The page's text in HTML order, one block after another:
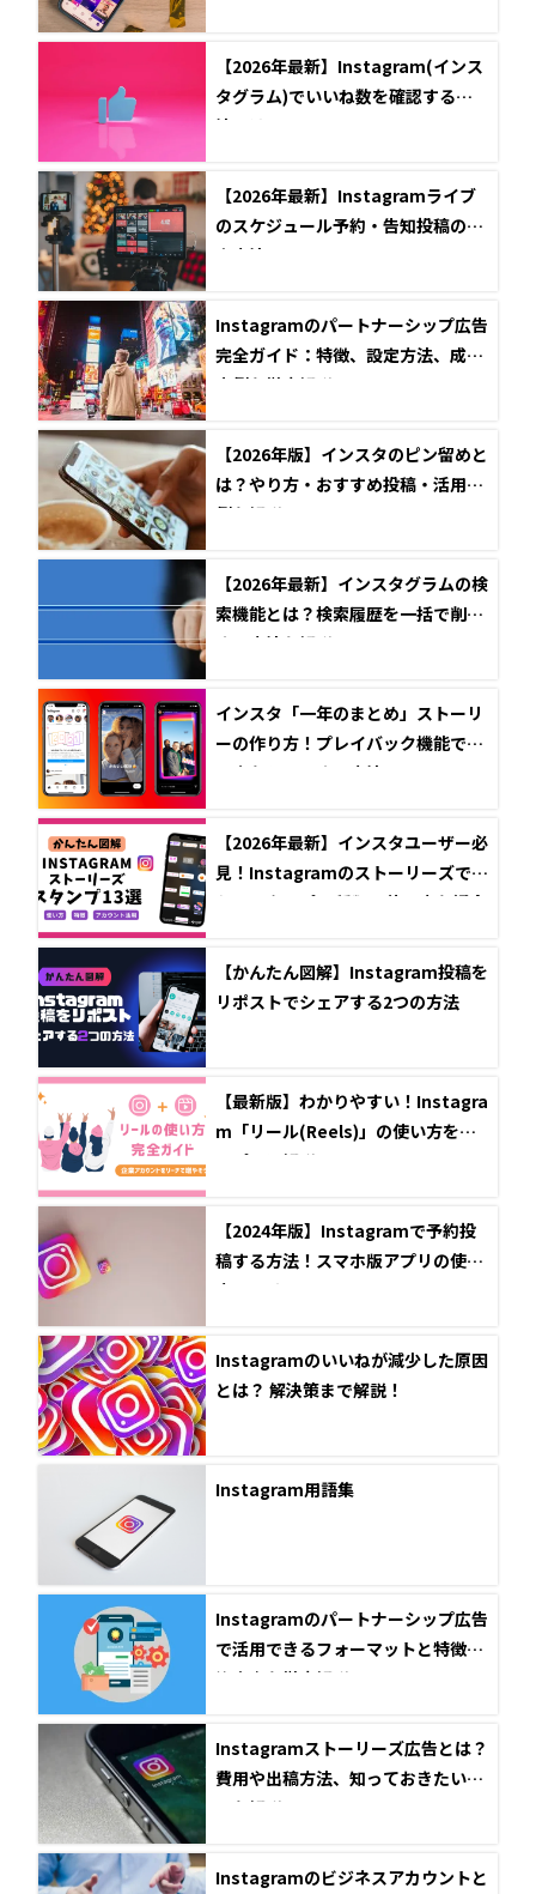
【2026年最新】Instagram(インス
タグラム)でいいね数を確認する方
法とは？
【2026年最新】Instagramライブ
のスケジュール予約・告知投稿の設
定方法
Instagramのパートナーシップ広告
完全ガイド：特徴、設定方法、成功
事例を徹底解説
【2026年版】インスタのピン留めと
は？やり方・おすすめ投稿・活用事
例を解説
【2026年最新】インスタグラムの検
索機能とは？検索履歴を一括で削除
する方法も解説
インスタ「一年のまとめ」ストーリ
ーの作り方！プレイバック機能で思
い出をシェアする方法
【2026年最新】インスタユーザー必
見！Instagramのストーリーズで使
えるスタンプ13種類と使い方を紹介
【かんたん図解】Instagram投稿を
リポストでシェアする2つの方法
【最新版】わかりやすい！Instagra
m「リール(Reels)」の使い方をシ
ンプルに解説
【2024年版】Instagramで予約投
稿する方法！スマホ版アプリの使い
方とメリット
Instagramのいいねが減少した原因
とは？ 解決策まで解説！
Instagram用語集
Instagramのパートナーシップ広告
で活用できるフォーマットと特徴、
注意点を徹底解説！
Instagramストーリーズ広告とは？
費用や出稿方法、知っておきたいコ
ツを解説！
Instagramのビジネスアカウントと